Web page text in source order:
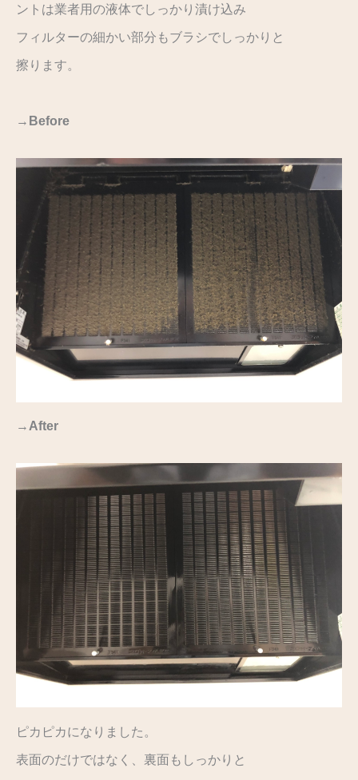
ントは業者用の液体でしっかり漬け込み
フィルターの細かい部分もブラシでしっかりと
擦ります。
→ Before
→ After
ピカピカになりました。
表面のだけではなく、裏面もしっかりと